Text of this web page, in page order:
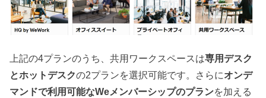
上記の4プランのうち、共用ワークスペースは専用デスク
とホットデスクの2プランを選択可能です。さらにオンデ
マンドで利用可能なWeメンバーシップのプランを加える